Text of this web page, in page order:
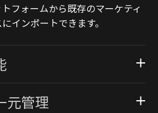
フォームから既存のマーケティ
インポートできます。
元管理